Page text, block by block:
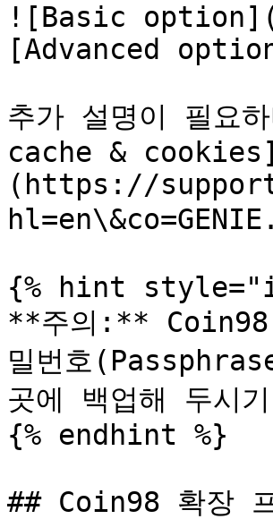
![Basic option](/
[Advanced
추가 설명이 필요
cache & cookies]
(https://
{% hint
**주의:** Coin98
밀번호
곳에 백업해 두시
{% endhint %}
## Coin98 확장